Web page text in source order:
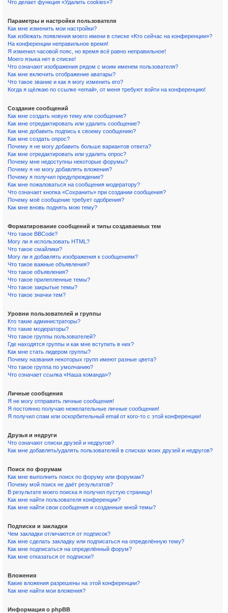
Что делает функция «Удалить cookies»?
Параметры и настройки пользователя
Как мне изменить мои настройки?
Как избежать появления моего имени в списке «Кто сейчас на конференции»?
На конференции неправильное время!
Я изменил часовой пояс, но время всё равно неправильное!
Моего языка нет в списке!
Что означают изображения рядом с моим именем пользователя?
Как мне включить отображение аватары?
Что такое звание и как я могу изменить его?
Когда я щёлкаю по ссылке «email», от меня требуют войти на конференцию!
Создание сообщений
Как мне создать новую тему или сообщение?
Как мне отредактировать или удалить сообщение?
Как мне добавить подпись к своему сообщению?
Как мне создать опрос?
Почему я не могу добавить больше вариантов ответа?
Как мне отредактировать или удалить опрос?
Почему мне недоступны некоторые форумы?
Почему я не могу добавлять вложения?
Почему я получил предупреждение?
Как мне пожаловаться на сообщения модератору?
Что означает кнопка «Сохранить» при создании сообщения?
Почему моё сообщение требует одобрения?
Как мне вновь поднять мою тему?
Форматирование сообщений и типы создаваемых тем
Что такое BBCode?
Могу ли я использовать HTML?
Что такое смайлики?
Могу ли я добавлять изображения к сообщениям?
Что такое важные объявления?
Что такое объявления?
Что такое прилепленные темы?
Что такое закрытые темы?
Что такое значки тем?
Уровни пользователей и группы
Кто такие администраторы?
Кто такие модераторы?
Что такое группы пользователей?
Где находятся группы и как мне вступить в них?
Как мне стать лидером группы?
Почему названия некоторых групп имеют разные цвета?
Что такое группа по умолчанию?
Что означает ссылка «Наша команда»?
Личные сообщения
Я не могу отправить личные сообщения!
Я постоянно получаю нежелательные личные сообщения!
Я получил спам или оскорбительный email от кого-то с этой конференции!
Друзья и недруги
Что означают списки друзей и недругов?
Как мне добавлять/удалять пользователей в списках моих друзей и недругов?
Поиск по форумам
Как мне выполнить поиск по форуму или форумам?
Почему мой поиск не даёт результатов?
В результате моего поиска я получил пустую страницу!
Как мне найти пользователя конференции?
Как мне найти свои сообщения и созданные мной темы?
Подписки и закладки
Чем закладки отличаются от подписок?
Как мне сделать закладку или подписаться на определённую тему?
Как мне подписаться на определённый форум?
Как мне отказаться от подписки?
Вложения
Какие вложения разрешены на этой конференции?
Как мне найти мои вложения?
Информация о phpBB